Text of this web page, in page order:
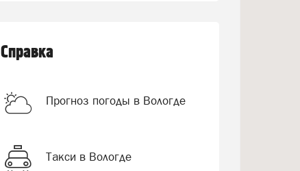
Справка
Прогноз погоды в Вологде
Такси в Вологде